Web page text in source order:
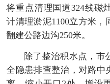
将重点清理国道324线磁
计清理淤泥1100立方米
翻建公路边沟250米。
除了整治积水点，市
全隐患排查整治，对路中